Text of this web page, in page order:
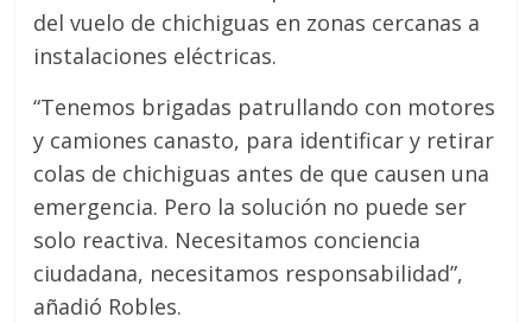
del vuelo de chichiguas en zonas cercanas a
instalaciones eléctricas.
“Tenemos brigadas patrullando con motores
y camiones canasto, para identificar y retirar
colas de chichiguas antes de que causen una
emergencia. Pero la solución no puede ser
solo reactiva. Necesitamos conciencia
ciudadana, necesitamos responsabilidad”,
añadió Robles.